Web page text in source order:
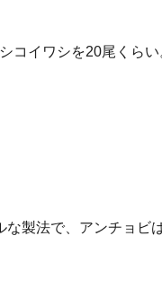
コイワシを20尾くら
製法で、アンチョビ